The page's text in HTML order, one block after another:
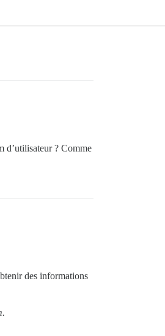
d’utilisateur ? Comme
des informations